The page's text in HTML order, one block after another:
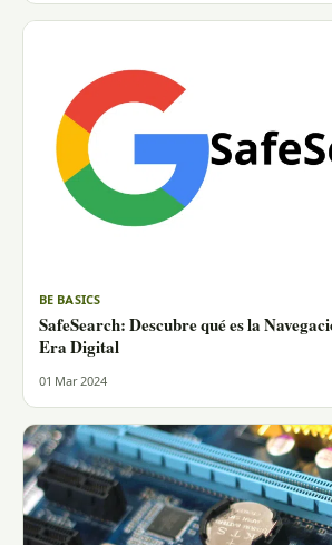
BE BASICS
SafeSearch: Descubre qué es la
Era Digital
01 Mar 2024